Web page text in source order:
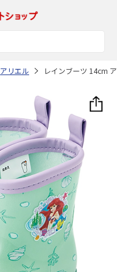
アリエル レインブーツ 14cm